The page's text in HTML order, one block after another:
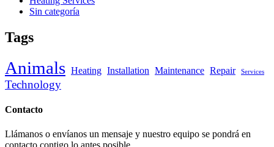
Sin categoría
Tags
Animals Heating Installation Maintenance Repair Services
Technology
Contacto
Llámanos o envíanos un mensaje y nuestro equipo se pondrá en
contacto contigo lo antes posible.